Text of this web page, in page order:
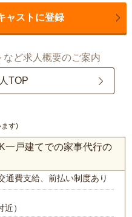
ャストに登録
ど求人概要のご案内
TOP
す)
一戸建てでの家事代行の
交通費支給、前払い制度あり
近）